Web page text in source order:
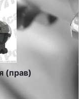
(прав)